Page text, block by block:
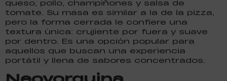
queso, pollo, champiñones y salsa de
tomate. Su masa es similar a la de la pizza,
pero la forma cerrada le confiere una
textura única: crujiente por fuera y suave
por dentro. Es una opción popular para
aquellos que buscan una experiencia
portátil y llena de sabores concentrados.